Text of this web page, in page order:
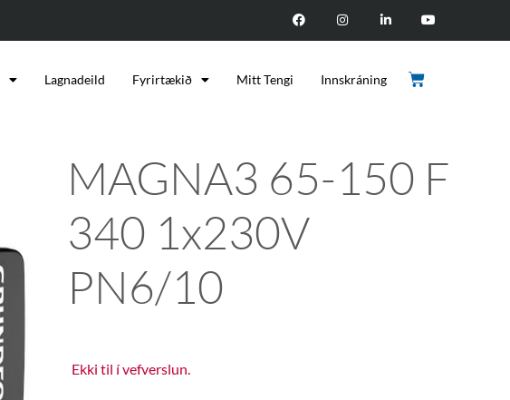
Lagnadeild Fyrirtækið Mitt Tengi Innskráning
MAGNA3 65-150 F
340 1x230V
PN6/10
Ekki til í vefverslun.